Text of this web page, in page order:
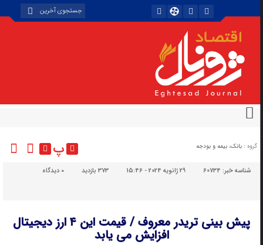
گروه : بانک، بیمه و بودجه پ
شناسه خبر:60734 29 ژانویه 2024 - 15:46 373 بازدید دیدگاه
پیش بینی تریدر معروف / قیمت این ۴ ارز دیجیتال
افزایش می یابد